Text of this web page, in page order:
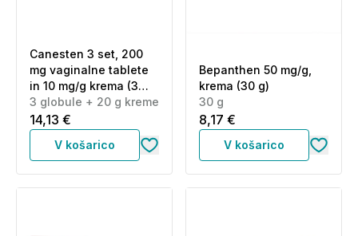
Canesten 3 set, 200
mg vaginalne tablete
in 10 mg/g krema (3
globule + 20 g kreme)
3 globule + 20 g kreme
14,13 €
V košarico
Bepanthen 50 mg/g,
krema (30 g)
30 g
8,17 €
V košarico